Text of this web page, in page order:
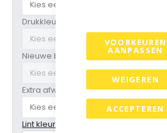
ACCEPTEREN
VOORKEUREN
AANPASSEN
WEIGEREN
Drukkleur
Nieuwe bedrukking ?
Extra afwerking
Lint kleur ( zie grosgrain kleurenkaart)